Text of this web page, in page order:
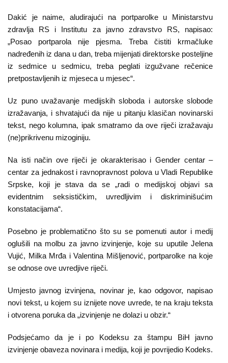
licem
Sigurna
kuća
Pravna
pomoć
Antitrafiking
Dokumenti
Javni
pozivi
English
Kontakt
Dakić je naime, aludirajući na portparolke u Ministarstvu
zdravlja RS i Institutu za javno zdravstvo RS, napisao:
„Posao portparola nije pjesma. Treba čistiti krmačluke
nadređenih iz dana u dan, treba mijenjati direktorske posteljine
iz sedmice u sedmicu, treba peglati izgužvane rečenice
pretpostavljenih iz mjeseca u mjesec“.
Uz puno uvažavanje medijskih sloboda i autorske slobode
izražavanja, i shvatajući da nije u pitanju klasičan novinarski
tekst, nego kolumna, ipak smatramo da ove riječi izražavaju
(ne)prikrivenu mizoginiju.
Na isti način ove riječi je okarakterisao i Gender centar –
centar za jednakost i ravnopravnost polova u Vladi Republike
Srpske, koji je stava da se „radi o medijskoj objavi sa
evidentnim seksističkim, uvredljivim i diskriminišućim
konstatacijama“.
Posebno je problematično što su se pomenuti autor i medij
oglušili na molbu za javno izvinjenje, koje su uputile Jelena
Vujić, Milka Mrđa i Valentina Mišljenović, portparolke na koje
se odnose ove uvredjive riječi.
Umjesto javnog izvinjena, novinar je, kao odgovor, napisao
novi tekst, u kojem su iznijete nove uvrede, te na kraju teksta
i otvorena poruka da „izvinjenje ne dolazi u obzir.“
Podsjećamo da je i po Kodeksu za štampu BiH javno
izvinjenje obaveza novinara i medija, koji je povrijedio Kodeks.